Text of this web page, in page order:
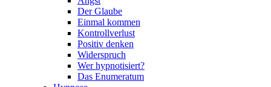
Der Glaube
Einmal kommen
Kontrollverlust
Positiv denken
Widerspruch
Wer hypnotisiert?
Das Enumeratum